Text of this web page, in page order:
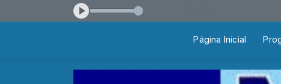
Página Inicial